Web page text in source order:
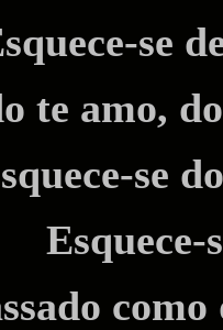
se
te amo,
se